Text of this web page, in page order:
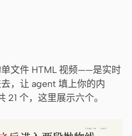
文件 HTML 视频——是实时
，让 agent 填上你的内
个，这里展示六个。